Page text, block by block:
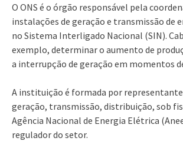
O ONS é o órgão responsável pela
instalações de geração e transmissão de
no Sistema Interligado Nacional (SIN).
exemplo, determinar o aumento de
a interrupção de geração em momentos
A instituição é formada por
geração, transmissão, distribuição, sob
Agência Nacional de Energia Elétrica
regulador do setor.